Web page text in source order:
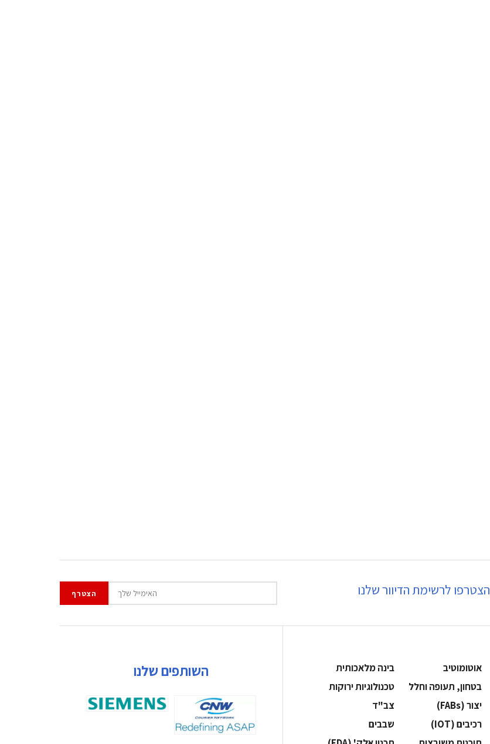
הצטרפו לרשימת הדיוור שלנו
אוטומוטיב
בינה מלאכותית
בטחון, תעופה וחלל
‫טכנולוגיות ירוקות‬
‫יצור (‪(FABs‬‬
‫צב"ד‬
‫רכיבים‬ (IOT)
‫שבבים‬
השותפים שלנו